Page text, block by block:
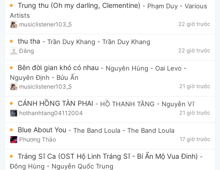
Trung thu (Oh my darling, Clementine) - Phạm Duy - Various
Artists
musiclistener103_5 22 giờ trước
thu tha - Trần Duy Khang - Trần Duy Khang
Đăng 22 giờ trước
Bên đời gian khó có nhau - Nguyên Hùng - Oai Levo -
Nguyên Định - Bửu Ấn
musiclistener103_5 21 giờ trước
CÁNH HỒNG TÀN PHAI - HỒ THANH TĂNG - Nguyễn Vĩ
hothanhtang04112004 21 giờ trước
Blue About You - The Band Loula - The Band Loula
Phương Thảo 17 giờ trước
Tráng Sĩ Ca (OST Hộ Linh Tráng Sĩ - Bí Ẩn Mộ Vua Đinh) -
Đông Hùng - Nguyễn Quốc Trung